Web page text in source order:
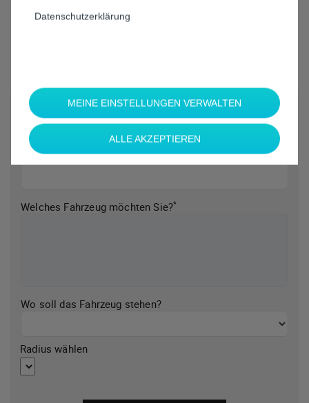
Welche Marke möchten Sie?*
Welches Fahrzeug möchten Sie?*
Wo soll das Fahrzeug stehen?
Radius wählen
Datenschutzerklärung
MEINE EINSTELLUNGEN VERWALTEN
ALLE AKZEPTIEREN